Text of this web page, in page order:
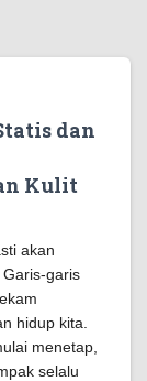
dan
Kulit
akan
garis
hidup kita.
menetap,
selalu